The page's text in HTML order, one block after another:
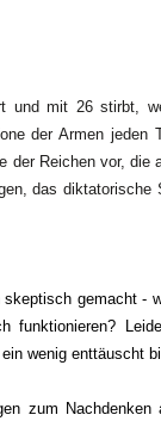
und mit 26 stirbt,
der Armen jeden
Reichen vor, die
das
gemacht -
wenig enttäuscht
zum